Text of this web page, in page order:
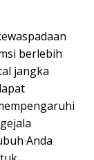
berlebih
jangka
Anda